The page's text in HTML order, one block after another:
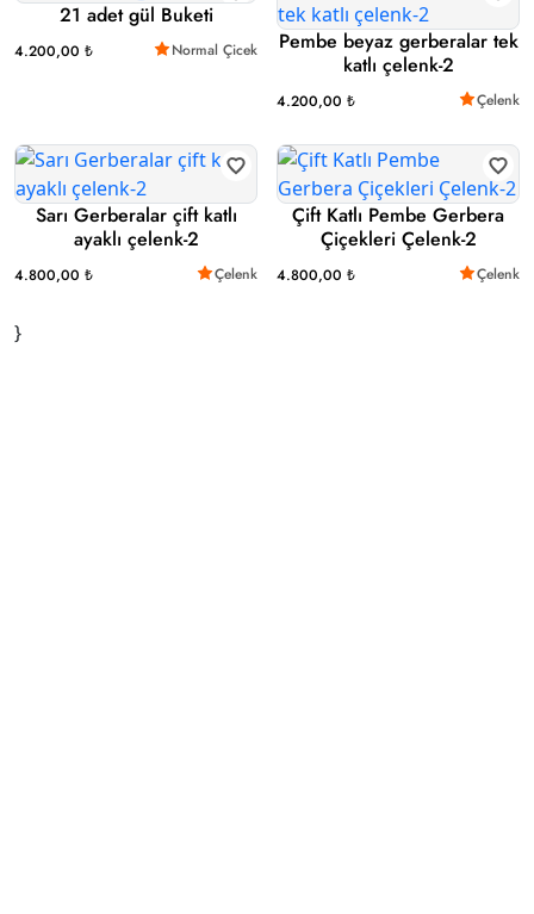
21 adet gül Buketi
4.200,00 ₺ Normal Çicek
Pembe beyaz gerberalar tek
katlı çelenk-2
4.200,00 ₺ Çelenk
Sarı Gerberalar çift katlı
ayaklı çelenk-2
4.800,00 ₺ Çelenk
Çift Katlı Pembe Gerbera
Çiçekleri Çelenk-2
4.800,00 ₺ Çelenk
}